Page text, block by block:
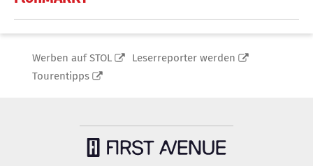
Werben auf STOL
Leserreporter werden
Tourentipps